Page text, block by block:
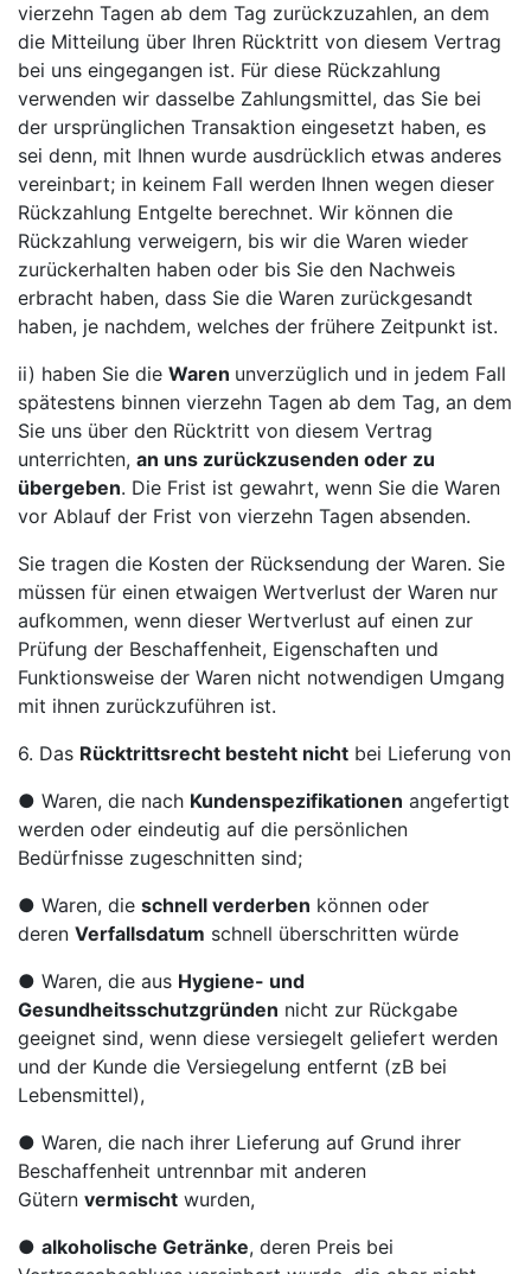
vierzehn Tagen ab dem Tag zurückzuzahlen, an dem
die Mitteilung über Ihren Rücktritt von diesem Vertrag
bei uns eingegangen ist. Für diese Rückzahlung
verwenden wir dasselbe Zahlungsmittel, das Sie bei
der ursprünglichen Transaktion eingesetzt haben, es
sei denn, mit Ihnen wurde ausdrücklich etwas anderes
vereinbart; in keinem Fall werden Ihnen wegen dieser
Rückzahlung Entgelte berechnet. Wir können die
Rückzahlung verweigern, bis wir die Waren wieder
zurückerhalten haben oder bis Sie den Nachweis
erbracht haben, dass Sie die Waren zurückgesandt
haben, je nachdem, welches der frühere Zeitpunkt ist.
ii) haben Sie die Waren unverzüglich und in jedem Fall
spätestens binnen vierzehn Tagen ab dem Tag, an dem
Sie uns über den Rücktritt von diesem Vertrag
unterrichten, an uns zurückzusenden oder zu
übergeben. Die Frist ist gewahrt, wenn Sie die Waren
vor Ablauf der Frist von vierzehn Tagen absenden.
Sie tragen die Kosten der Rücksendung der Waren. Sie
müssen für einen etwaigen Wertverlust der Waren nur
aufkommen, wenn dieser Wertverlust auf einen zur
Prüfung der Beschaffenheit, Eigenschaften und
Funktionsweise der Waren nicht notwendigen Umgang
mit ihnen zurückzuführen ist.
6. Das Rücktrittsrecht besteht nicht bei Lieferung von
● Waren, die nach Kundenspezifikationen angefertigt
werden oder eindeutig auf die persönlichen
Bedürfnisse zugeschnitten sind;
● Waren, die schnell verderben können oder
deren Verfallsdatum schnell überschritten würde
● Waren, die aus Hygiene- und
Gesundheitsschutzgründen nicht zur Rückgabe
geeignet sind, wenn diese versiegelt geliefert werden
und der Kunde die Versiegelung entfernt (zB bei
Lebensmittel),
● Waren, die nach ihrer Lieferung auf Grund ihrer
Beschaffenheit untrennbar mit anderen
Gütern vermischt wurden,
● alkoholische Getränke, deren Preis bei